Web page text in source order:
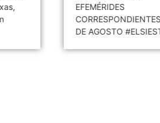
EFEMÉRIDES
CORRESPONDIENTES AL 06
DE AGOSTO #ELSIESTERO